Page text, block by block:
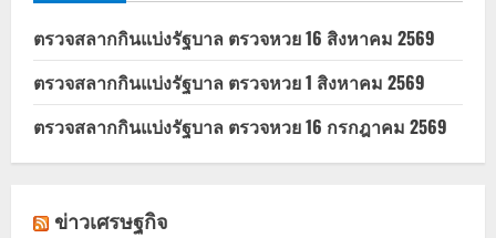
ตรวจสลากกินแบ่งรัฐบาล ตรวจหวย 16 สิงหาคม 2569
ตรวจสลากกินแบ่งรัฐบาล ตรวจหวย 1 สิงหาคม 2569
ตรวจสลากกินแบ่งรัฐบาล ตรวจหวย 16 กรกฎาคม 2569
ข่าวเศรษฐกิจ